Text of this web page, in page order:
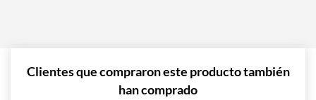
Agregar al carrito »
Clientes que compraron este producto también
han comprado